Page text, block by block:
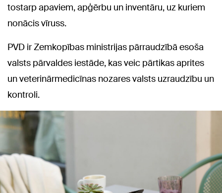
tostarp apaviem, apģērbu un inventāru, uz kuriem
nonācis vīruss.
PVD ir Zemkopības ministrijas pārraudzībā esoša
valsts pārvaldes iestāde, kas veic pārtikas aprites
un veterinārmedicīnas nozares valsts uzraudzību un
kontroli.